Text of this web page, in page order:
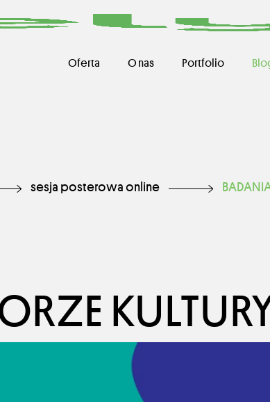
Oferta O nas Portfolio
sesja posterowa online